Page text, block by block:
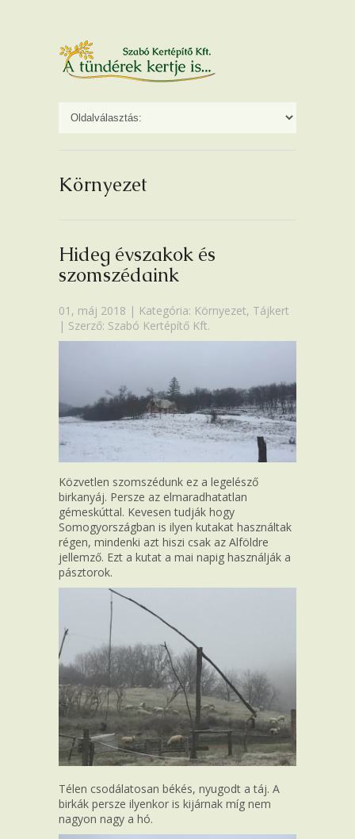
Környezet
Hideg évszakok és
szomszédaink
01, máj 2018 | Kategória: Környezet, Tájkert
| Szerző: Szabó Kertépítő Kft.
Közvetlen szomszédunk ez a legelésző
birkanyáj. Persze az elmaradhatatlan
gémeskúttal. Kevesen tudják hogy
Somogyországban is ilyen kutakat használtak
régen, mindenki azt hiszi csak az Alföldre
jellemző. Ezt a kutat a mai napig használják a
pásztorok.
Télen csodálatosan békés, nyugodt a táj. A
birkák persze ilyenkor is kijárnak míg nem
nagyon nagy a hó.